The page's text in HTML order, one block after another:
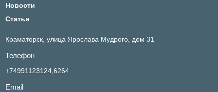
Новости
Статьи
Краматорск, улица Ярослава Мудрого, дом 31
Телефон
+74991123124,6264
Email